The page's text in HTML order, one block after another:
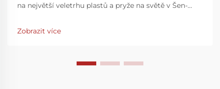
na největší veletrhu plastů a pryže na světě v Šen-
nás na stánku 7Y81, hala 7. Zjistěte více ještě dnes.
Zobrazit více